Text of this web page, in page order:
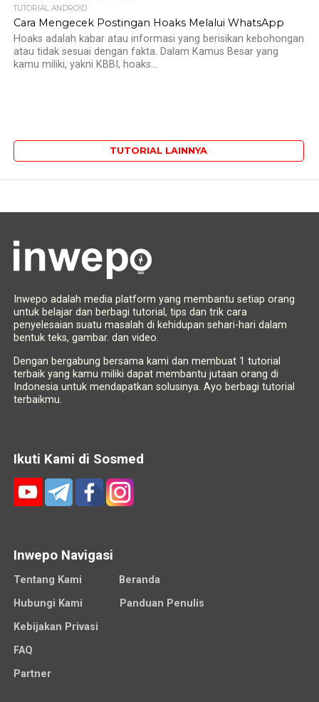
TUTORIAL ANDROID
Cara Mengecek Postingan Hoaks Melalui WhatsApp
Hoaks adalah kabar atau informasi yang berisikan kebohongan
atau tidak sesuai dengan fakta. Dalam Kamus Besar yang
kamu miliki, yakni KBBI, hoaks...
TUTORIAL LAINNYA
Inwepo adalah media platform yang membantu setiap orang
untuk belajar dan berbagi tutorial, tips dan trik cara
penyelesaian suatu masalah di kehidupan sehari-hari dalam
bentuk teks, gambar. dan video.
Dengan bergabung bersama kami dan membuat 1 tutorial
terbaik yang kamu miliki dapat membantu jutaan orang di
Indonesia untuk mendapatkan solusinya. Ayo berbagi tutorial
terbaikmu.
Ikuti Kami di Sosmed
Inwepo Navigasi
Tentang Kami
Beranda
Hubungi Kami
Panduan Penulis
Kebijakan Privasi
FAQ
Partner